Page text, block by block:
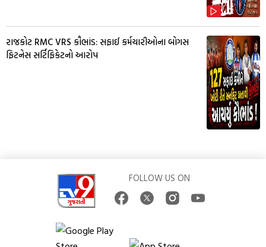
રાજકોટ RMC VRS કૌભાંડ: સફાઈ કર્મચારીઓના બોગસ
ફિટનેસ સર્ટિફિકેટનો આરોપ
FOLLOW US ON